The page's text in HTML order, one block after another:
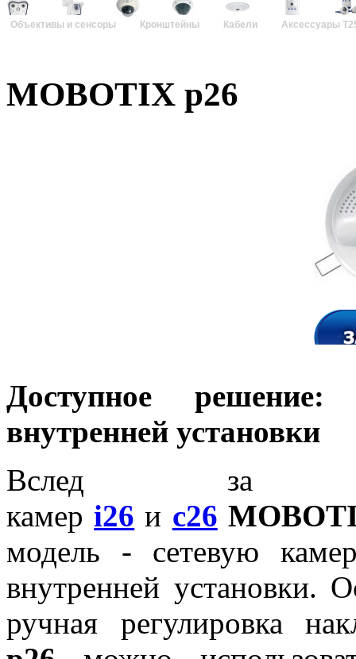
Объективы и сенсоры Кронштейны Кабели Аксессуары
MOBOTIX p26
Доступное
внутренней установки
Вслед за
камер i26 и c26
модель - сетевую
внутренней установки.
ручная регулировка